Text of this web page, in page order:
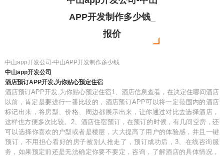
APP开发制作多少钱_
报价
中山app开发公司-中山APP开发制作多少钱
中山app开发公司
酒店预订APP开发,为你贴心预定住宿
酒店预订APP开发,为你贴心预定住宿1、酒店信息查看，在决定住哪间酒店
以前，肯定是要进行一番比较的，酒店预订APP可以将一定范围内的酒店
标记出来，将房型、价格、周边都展示出来，让你通过对比去选择酒店，
这样也方便多次比较。2、酒店住宿预订，在预订的时候，有几间空房，还
可以选择你喜欢的户型或者是楼层，大大提高了用户的体验感，并且一键
预订，不用担心看好的房子被别人抢走了，预订成功后，3、在线咨询服
务，如果预定前还是无法确定你要不要定，咨询，了解酒店的具体情况，